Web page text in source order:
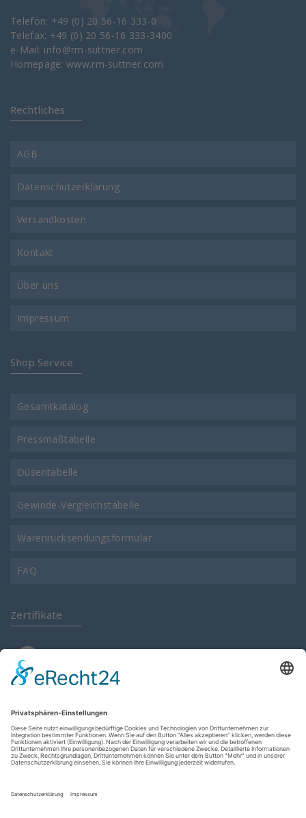
Telefon: +49 (0) 20 56-16 333-0
Telefax: +49 (0) 20 56-16 333-3400
e-Mail: info@rm-suttner.com
Homepage:www.rm-suttner.com
Rechtliches
AGB
Datenschutzerklärung
Versandkosten
Kontakt
Über uns
Impressum
Shop Service
Gesamtkatalog
Pressmaßtabelle
Düsentabelle
Gewinde-Vergleichstabelle
Warenrücksendungsformular
FAQ
Zertifikate